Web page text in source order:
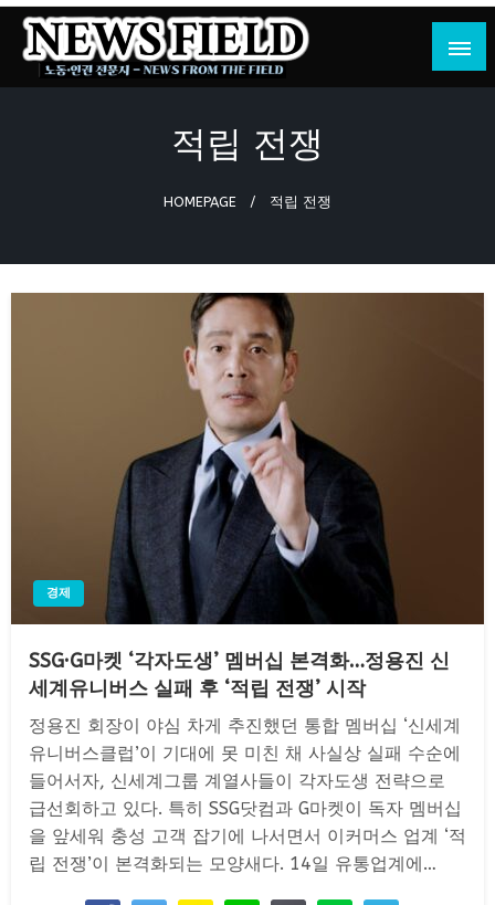
Skip
content
뉴스필드
노동·인권 전문지
적립 전쟁
HOMEPAGE 적립 전쟁
경제
SSG·G마켓 ‘각자도생’ 멤버십 본격화…정용진 신
세계유니버스 실패 후 ‘적립 전쟁’ 시작
정용진 회장이 야심 차게 추진했던 통합 멤버십 ‘신세계
유니버스클럽’이 기대에 못 미친 채 사실상 실패 수순에
들어서자, 신세계그룹 계열사들이 각자도생 전략으로
급선회하고 있다. 특히 SSG닷컴과 G마켓이 독자 멤버십
을 앞세워 충성 고객 잡기에 나서면서 이커머스 업계 ‘적
립 전쟁’이 본격화되는 모양새다. 14일 유통업계에…